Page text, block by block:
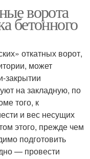
ворота
бетонного
откатных ворот,
может
закрытии
на закладную, по
того, к
и вес несущих
этого, прежде чем
подготовить
— провести